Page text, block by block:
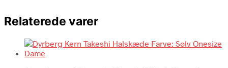
Relaterede varer